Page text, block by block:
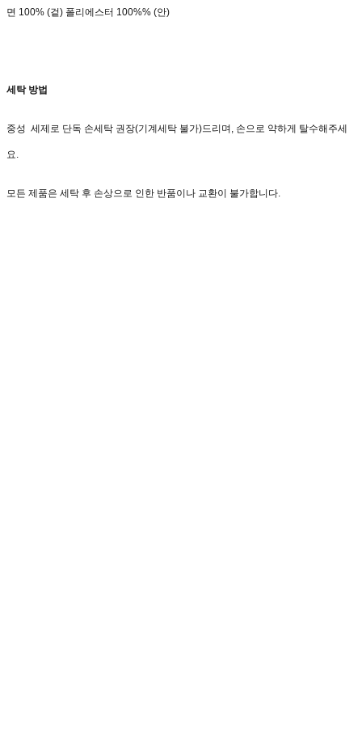
면 100% (겉) 폴리에스터 100%% (안)
세탁 방법
중성 세제로 단독 손세탁 권장(기계세탁 불가)드리며, 손으로 약하게 탈수해주세
요.
모든 제품은 세탁 후 손상으로 인한 반품이나 교환이 불가합니다.